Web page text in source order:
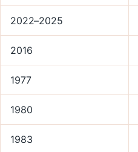
2022–2025
2016
1977
1980
1983